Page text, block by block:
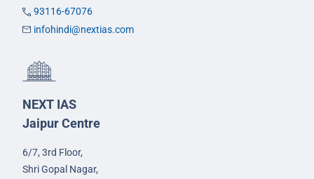
93116-67076
infohindi@nextias.com
NEXT IAS
Jaipur Centre
6/7, 3rd Floor,
Shri Gopal Nagar,